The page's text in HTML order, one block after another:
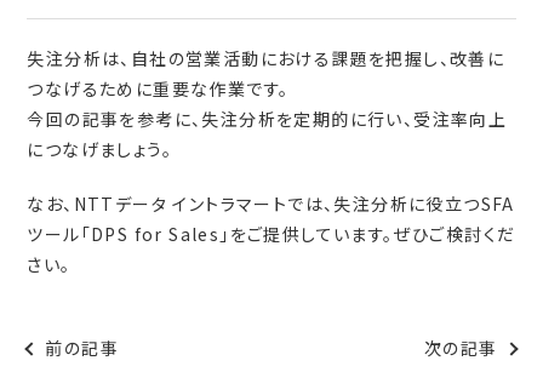
失注分析は、自社の営業活動における課題を把握し、改善に
つなげるために重要な作業です。
今回の記事を参考に、失注分析を定期的に行い、受注率向上
につなげましょう。
なお、NTTデータ イントラマートでは、失注分析に役立つSFA
ツール「DPS for Sales 」をご提供しています。ぜひご検討くだ
さい。
前の記事 次の記事